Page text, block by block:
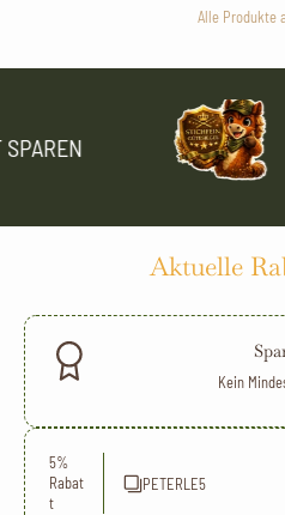
Alle Produkte
Aktuelle
Kein
5%
Rabat
t
PETERLE5